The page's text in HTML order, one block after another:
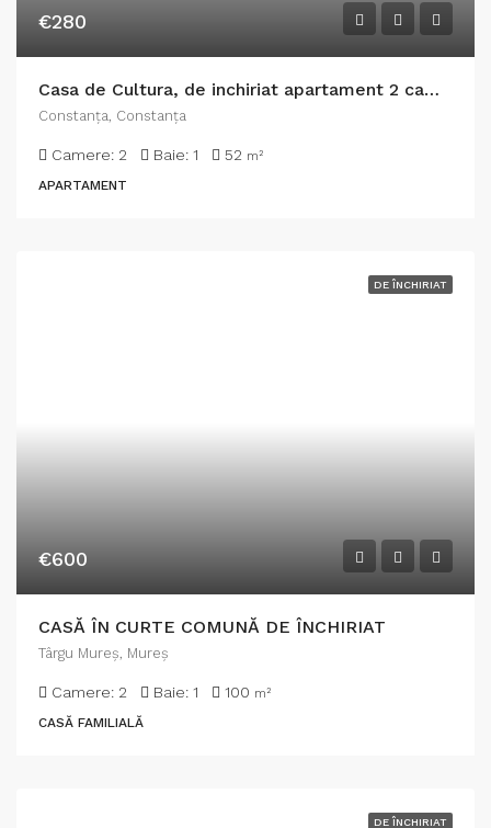
€280
Casa de Cultura, de inchiriat apartament 2 camere, gaze, NEMOBILAT
Constanţa, Constanța
Camere: 2 Baie: 1 52 m²
APARTAMENT
DE ÎNCHIRIAT
€600
CASĂ ÎN CURTE COMUNĂ DE ÎNCHIRIAT
Târgu Mureş, Mureș
Camere: 2 Baie: 1 100 m²
CASĂ FAMILIALĂ
DE ÎNCHIRIAT